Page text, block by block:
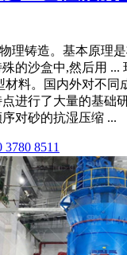
理铸造。基本原理
的沙盒中,然后用 ...
材料。国内外对不同
进行了大量的基础
对砂的抗湿压缩 ...
8511